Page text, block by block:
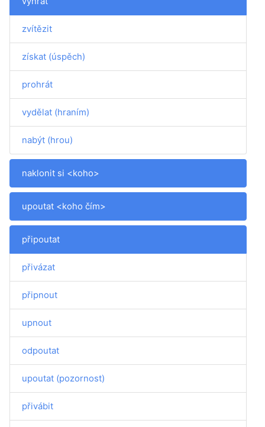
zvítězit
získat (úspěch)
prohrát
vydělat (hraním)
nabýt (hrou)
naklonit si <koho>
upoutat <koho čím>
připoutat
přivázat
připnout
upnout
odpoutat
upoutat (pozornost)
přivábit